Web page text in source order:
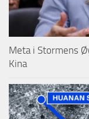
Meta i Stormens
Kina